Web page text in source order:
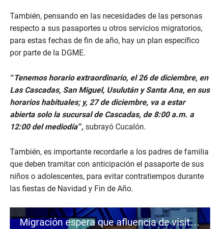
También, pensando en las necesidades de las personas
respecto a sus pasaportes u otros servicios migratorios,
para estas fechas de fin de año, hay un plan específico
por parte de la DGME.
“Tenemos horario extraordinario, el 26 de diciembre, en
Las Cascadas, San Miguel, Usulután y Santa Ana, en sus
horarios habituales; y, 27 de diciembre, va a estar
abierta solo la sucursal de Cascadas, de 8:00 a.m. a
12:00 del mediodía”, subrayó Cucalón.
También, es importante recordarle a los padres de familia
que deben tramitar con anticipación el pasaporte de sus
niños o adolescentes, para evitar contratiempos durante
las fiestas de Navidad y Fin de Año.
Migración espera que afluencia de visitantes supere los 800 mil